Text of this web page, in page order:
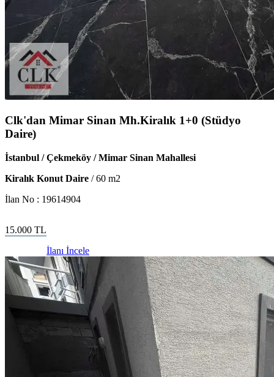
Clk'dan Mimar Sinan Mh.Kiralık 1+0 (Stüdyo
Daire)
İstanbul / Çekmeköy / Mimar Sinan Mahallesi
Kiralık Konut Daire /60 m2
İlan No : 19614904
15.000 TL
İlanı İncele